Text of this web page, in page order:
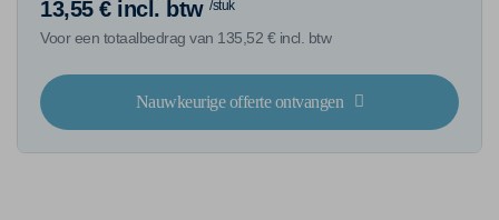
13,55 € incl. btw /stuk
Voor een totaalbedrag van 135,52 € incl. btw
Nauwkeurige offerte ontvangen